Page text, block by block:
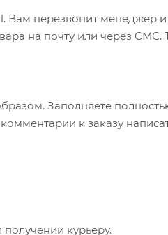
перезвонит менеджер и
на почту или через СМС.
Заполняете
к заказу
курьеру.